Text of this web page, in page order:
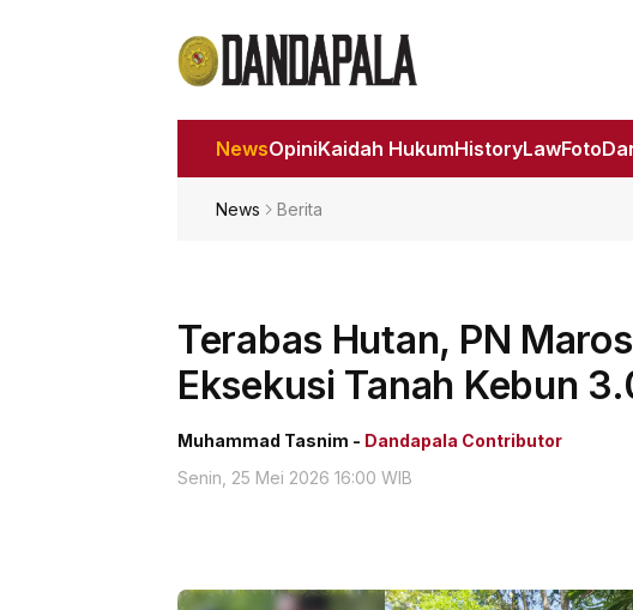
NewsOpiniKaidah HukumHistoryLawFoto
News Berita
Terabas Hutan, PN
Eksekusi Tanah Kebun
Muhammad Tasnim - Dandapala Contributor
Senin, 25 Mei 2026 16:00 WIB